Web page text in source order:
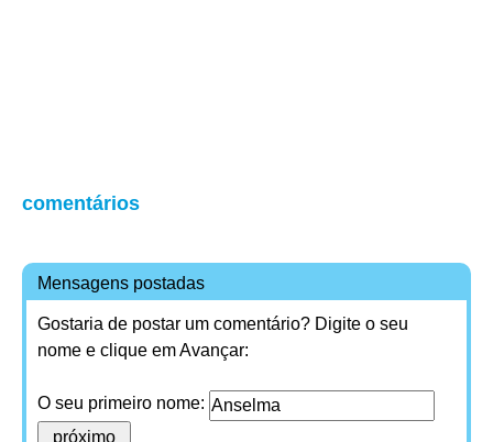
comentários
Mensagens postadas
Gostaria de postar um comentário? Digite o seu
nome e clique em Avançar:
O seu primeiro nome: